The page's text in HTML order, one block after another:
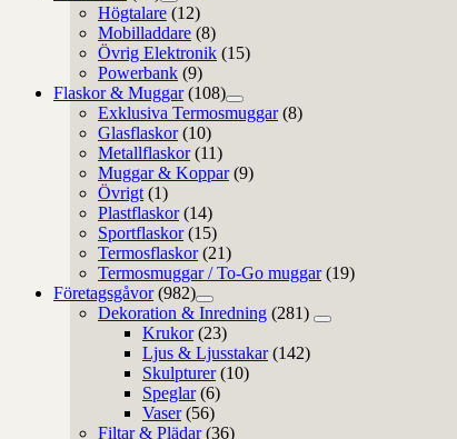
Högtalare (12)
Mobilladdare (8)
Övrig Elektronik (15)
Powerbank (9)
Flaskor & Muggar (108)
Exklusiva Termosmuggar (8)
Glasflaskor (10)
Metallflaskor (11)
Muggar & Koppar (9)
Övrigt (1)
Plastflaskor (14)
Sportflaskor (15)
Termosflaskor (21)
Termosmuggar / To-Go muggar (19)
Företagsgåvor (982)
Dekoration & Inredning (281)
Krukor (23)
Ljus & Ljusstakar (142)
Skulpturer (10)
Speglar (6)
Vaser (56)
Filtar & Plädar (36)